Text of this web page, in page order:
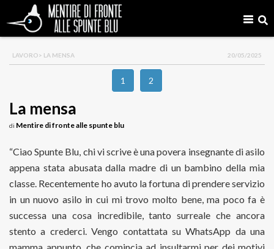
LAVORO> LA MENSA 20/05/2025
1 2
La mensa
di Mentire di fronte alle spunte blu
“Ciao Spunte Blu, chi vi scrive è una povera insegnante di asilo
appena stata abusata dalla madre di un bambino della mia
classe. Recentemente ho avuto la fortuna di prendere servizio
in un nuovo asilo in cui mi trovo molto bene, ma poco fa è
successa una cosa incredibile, tanto surreale che ancora
stento a crederci. Vengo contattata su WhatsApp da una